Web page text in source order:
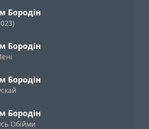
Бородін
Бородін
Бородін
Бородін
Обійми